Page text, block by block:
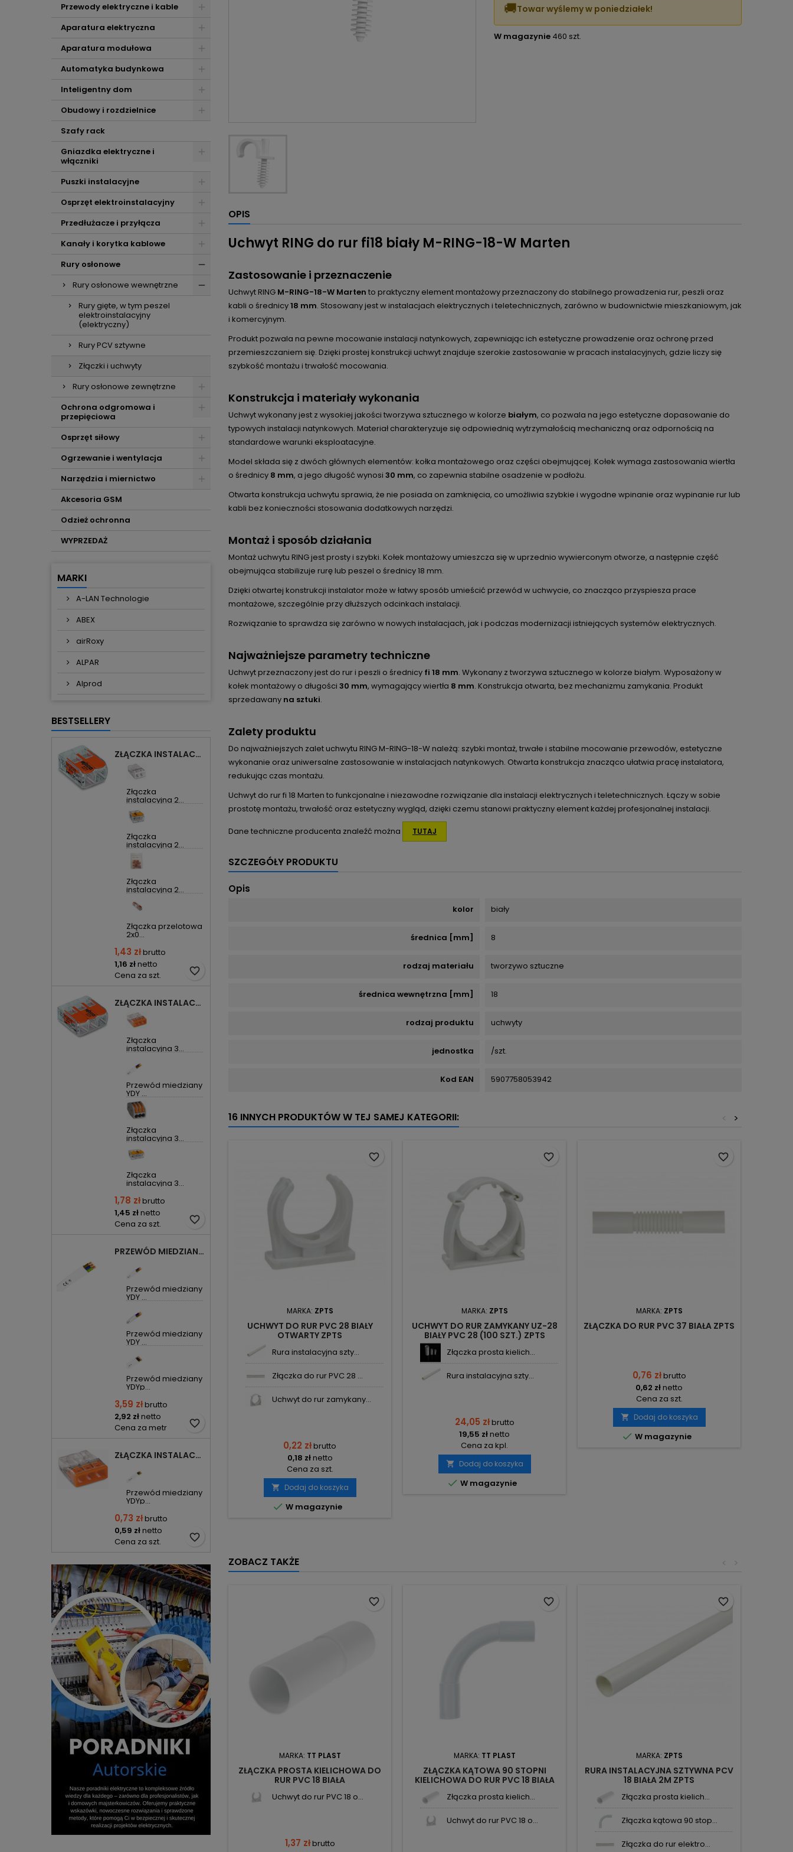
Przewody elektryczne i kable
Aparatura elektryczna
Aparatura modułowa
Automatyka budynkowa
Inteligentny dom
Obudowy i rozdzielnice
Szafy rack
Gniazdka elektryczne i
włączniki
Puszki instalacyjne
Osprzęt elektroinstalacyjny
Przedłużacze i przyłącza
Kanały i korytka kablowe
Rury osłonowe
Rury osłonowe wewnętrzne
Rury gięte, w tym peszel
elektroinstalacyjny
(elektryczny)
Rury PCV sztywne
Złączki i uchwyty
Rury osłonowe zewnętrzne
Ochrona odgromowa i
przepięciowa
Osprzęt siłowy
Ogrzewanie i wentylacja
Narzędzia i miernictwo
Akcesoria GSM
Odzież ochronna
WYPRZEDAŻ
MARKI
A-LAN Technologie
ABEX
airRoxy
ALPAR
Alprod
BESTSELLERY
ZŁĄCZKA INSTALACYJNA 2X UNIWERSALNA COMPACT 221-412 WAGO
Złączka
instalacyjna 2...
Złączka
instalacyjna 2...
Złączka
instalacyjna 2...
Złączka przelotowa
2x0...
1,43 złbrutto
1,16 złnetto
Cena za szt.
favorite_border
ZŁĄCZKA INSTALACYJNA 3X UNIWERSALNA COMPACT 221-413 WAGO
Złączka
instalacyjna 3...
Przewód miedziany
YDY ...
Złączka
instalacyjna 3...
Złączka
instalacyjna 3...
1,78 złbrutto
1,45 złnetto
Cena za szt.
favorite_border
PRZEWÓD MIEDZIANY YDYP DRUT 3X1,5MM2 ŻO 450/750V
Przewód miedziany
YDY ...
Przewód miedziany
YDY ...
Przewód miedziany
YDYp...
3,59 złbrutto
2,92 złnetto
Cena za metr
favorite_border
ZŁĄCZKA INSTALACYJNA 3X COMPACT POMARAŃCZOWA 2273-203 WAGO
Przewód miedziany
YDYp...
0,73 złbrutto
0,59 złnetto
Cena za szt.
favorite_border
🚚Towar wyślemy w poniedziałek!
W magazynie 460 szt.
OPIS
Uchwyt RING do rur fi18 biały M-RING-18-W Marten
Zastosowanie i przeznaczenie
Uchwyt RING M-RING-18-W Marten to praktyczny element montażowy przeznaczony do stabilnego prowadzenia rur, peszli oraz
kabli o średnicy18 mm. Stosowany jest w instalacjach elektrycznych i teletechnicznych, zarówno w budownictwie mieszkaniowym, jak
i komercyjnym.
Produkt pozwala na pewne mocowanie instalacji natynkowych, zapewniając ich estetyczne prowadzenie oraz ochronę przed
przemieszczaniem się. Dzięki prostej konstrukcji uchwyt znajduje szerokie zastosowanie w pracach instalacyjnych, gdzie liczy się
szybkość montażu i trwałość mocowania.
Konstrukcja i materiały wykonania
Uchwyt wykonany jest z wysokiej jakości tworzywa sztucznego w kolorze białym, co pozwala na jego estetyczne dopasowanie do
typowych instalacji natynkowych. Materiał charakteryzuje się odpowiednią wytrzymałością mechaniczną oraz odpornością na
standardowe warunki eksploatacyjne.
Model składa się z dwóch głównych elementów: kołka montażowego oraz części obejmującej. Kołek wymaga zastosowania wiertła
o średnicy 8 mm, a jego długość wynosi 30 mm, co zapewnia stabilne osadzenie w podłożu.
Otwarta konstrukcja uchwytu sprawia, że nie posiada on zamknięcia, co umożliwia szybkie i wygodne wpinanie oraz wypinanie rur lub
kabli bez konieczności stosowania dodatkowych narzędzi.
Montaż i sposób działania
Montaż uchwytu RING jest prosty i szybki. Kołek montażowy umieszcza się w uprzednio wywierconym otworze, a następnie część
obejmująca stabilizuje rurę lub peszel o średnicy 18 mm.
Dzięki otwartej konstrukcji instalator może w łatwy sposób umieścić przewód w uchwycie, co znacząco przyspiesza prace
montażowe, szczególnie przy dłuższych odcinkach instalacji.
Rozwiązanie to sprawdza się zarówno w nowych instalacjach, jak i podczas modernizacji istniejących systemów elektrycznych.
Najważniejsze parametry techniczne
Uchwyt przeznaczony jest do rur i peszli o średnicy fi 18 mm. Wykonany z tworzywa sztucznego w kolorze białym. Wyposażony w
kołek montażowy o długości 30 mm, wymagający wiertła 8 mm. Konstrukcja otwarta, bez mechanizmu zamykania. Produkt
sprzedawany na sztuki.
Zalety produktu
Do najważniejszych zalet uchwytu RING M-RING-18-W należą: szybki montaż, trwałe i stabilne mocowanie przewodów, estetyczne
wykonanie oraz uniwersalne zastosowanie w instalacjach natynkowych. Otwarta konstrukcja znacząco ułatwia pracę instalatora,
redukując czas montażu.
Uchwyt do rur fi 18 Marten to funkcjonalne i niezawodne rozwiązanie dla instalacji elektrycznych i teletechnicznych. Łączy w sobie
prostotę montażu, trwałość oraz estetyczny wygląd, dzięki czemu stanowi praktyczny element każdej profesjonalnej instalacji.
Dane techniczne producenta znaleźć można
TUTAJ
SZCZEGÓŁY PRODUKTU
Opis
kolor biały
średnica [mm] 8
rodzaj materiału tworzywo sztuczne
średnica wewnętrzna [mm] 18
rodzaj produktu uchwyty
jednostka /szt.
Kod EAN 5907758053942
16 INNYCH PRODUKTÓW W TEJ SAMEJ KATEGORII: >
<
MARKA: ZPTS
UCHWYT DO RUR PVC 28 BIAŁY
OTWARTY ZPTS
Rura instalacyjna szty...
Złączka do rur PVC 28 ...
Uchwyt do rur zamykany...
0,22 złbrutto
0,18 złnetto
Cena za szt.
 Dodaj do koszyka
 W magazynie
favorite_border
MARKA: ZPTS
UCHWYT DO RUR ZAMYKANY UZ-28
BIAŁY PVC 28 (100 SZT.) ZPTS
Złączka prosta kielich...
Rura instalacyjna szty...
24,05 złbrutto
19,55 złnetto
Cena za kpl.
 Dodaj do koszyka
 W magazynie
favorite_border
MARKA: ZPTS
ZŁĄCZKA DO RUR PVC 37 BIAŁA ZPTS
0,76 złbrutto
0,62 złnetto
Cena za szt.
 Dodaj do koszyka
 W magazynie
favorite_border
ZOBACZ TAKŻE >
<
MARKA: TT PLAST
ZŁĄCZKA PROSTA KIELICHOWA DO
RUR PVC 18 BIAŁA
Uchwyt do rur PVC 18 o...
1,37 złbrutto
favorite_border
MARKA: TT PLAST
ZŁĄCZKA KĄTOWA 90 STOPNI
KIELICHOWA DO RUR PVC 18 BIAŁA
Złączka prosta kielich...
Uchwyt do rur PVC 18 o...
favorite_border
MARKA: ZPTS
RURA INSTALACYJNA SZTYWNA PCV
18 BIAŁA 2M ZPTS
Złączka prosta kielich...
Złączka kątowa 90 stop...
Złączka do rur elektro...
favorite_border